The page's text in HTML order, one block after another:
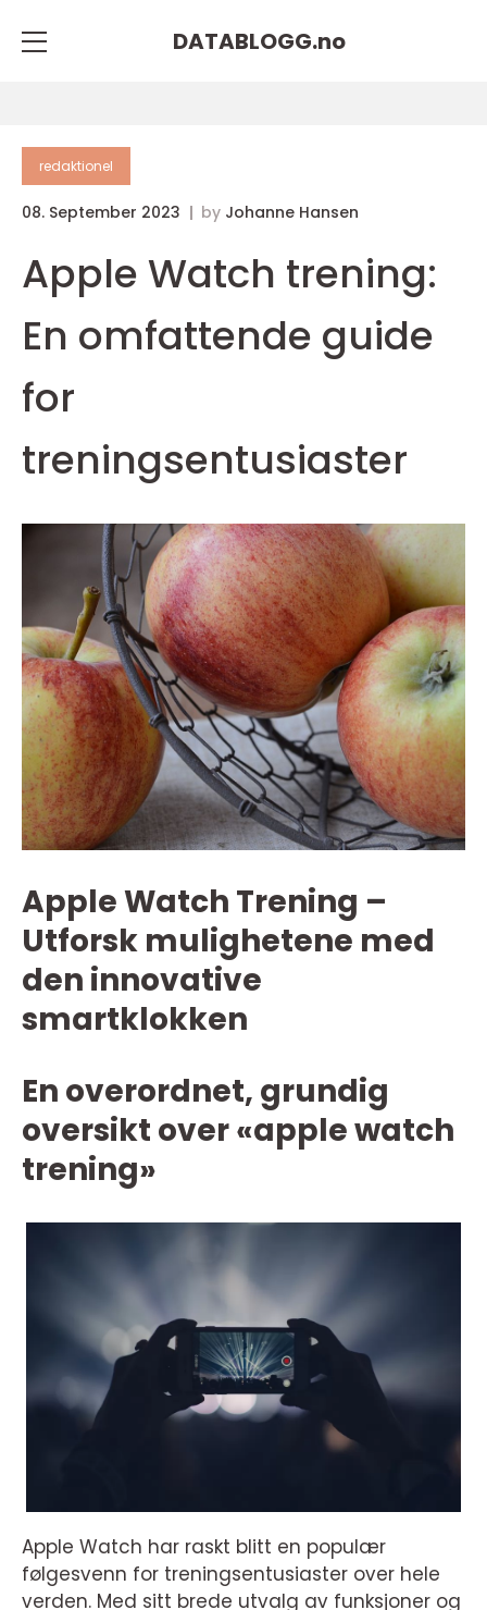
DATABLOGG.no
redaktionel
08. September 2023 by Johanne Hansen
Apple Watch trening:
En omfattende guide
for
treningsentusiaster
Apple Watch Trening –
Utforsk mulighetene med
den innovative
smartklokken
En overordnet, grundig
oversikt over «apple watch
trening»
Apple Watch har raskt blitt en populær
følgesvenn for treningsentusiaster over hele
verden. Med sitt brede utvalg av funksjoner og